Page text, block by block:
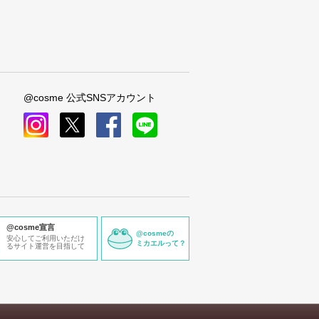
@cosme 公式SNSアカウント
@cosme宣言
安心してご利用いただけ
るサイト運営を目指して
@cosmeの
ミカエルって？